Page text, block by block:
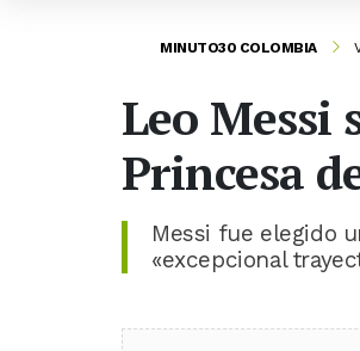
MINUTO30 COLOMBIA
Leo Messi
Princesa
Messi fue elegido
«excepcional